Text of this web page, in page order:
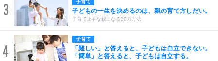
3 子育て
子どもの一生を決めるのは、親の育て方しだい。
子育て上手な親になる30の方法
4
子育て
「難しい」と答えると、子どもは自立できない。
「簡単」と答えると、子どもは自立する。